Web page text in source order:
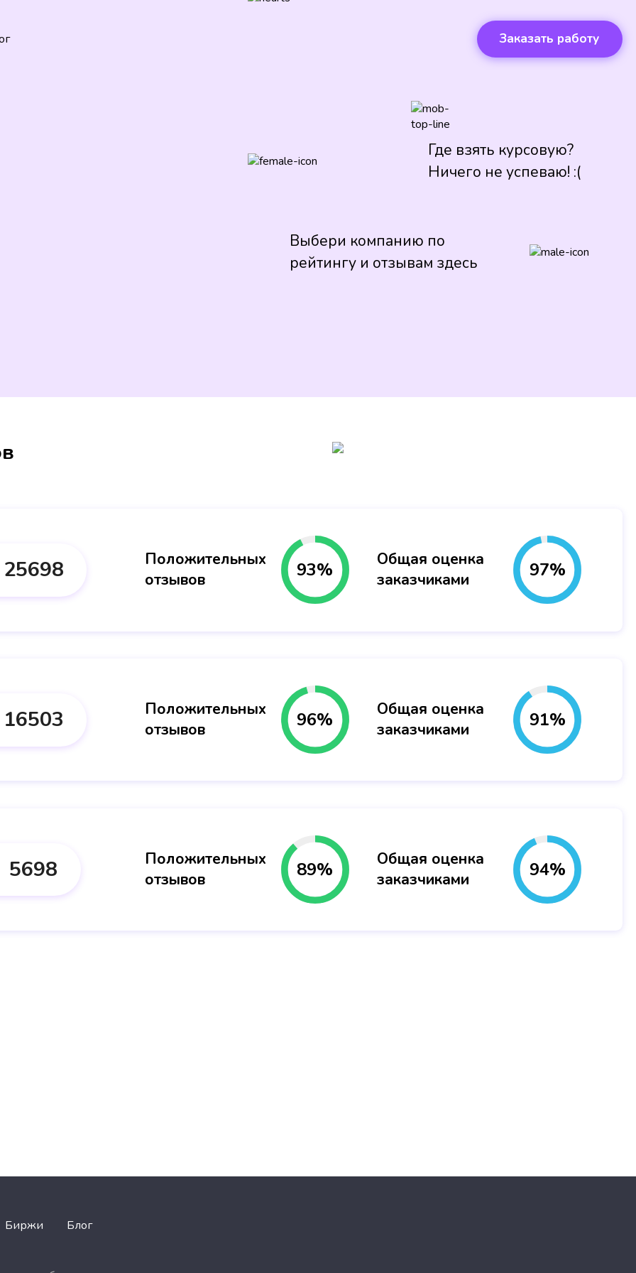
Заказать работу
Где взять курсовую?
Ничего не успеваю! :(
Выбери компанию по
рейтингу и отзывам здесь
25698
Положительных
отзывов
93%
Общая оценка
заказчиками
97%
16503
Положительных
отзывов
96%
Общая оценка
заказчиками
91%
5698
Положительных
отзывов
89%
Общая оценка
заказчиками
94%
Биржи Блог